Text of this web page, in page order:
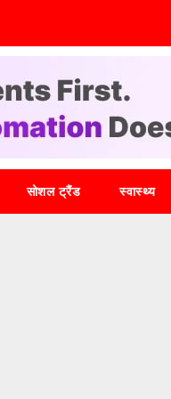
सोशल ट्रैंड स्वास्थ्य